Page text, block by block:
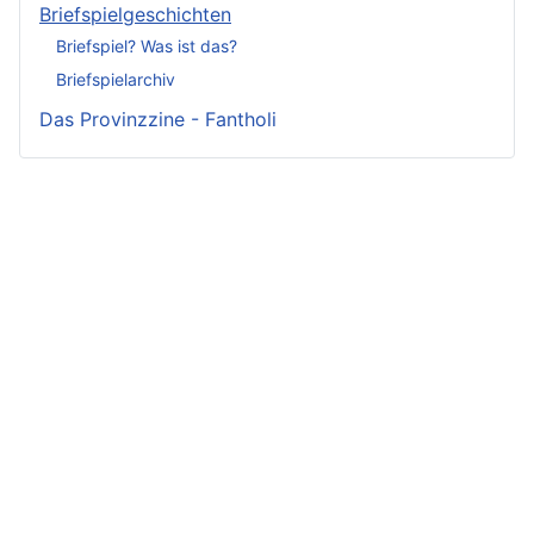
Briefspielgeschichten
Briefspiel? Was ist das?
Briefspielarchiv
Das Provinzzine - Fantholi